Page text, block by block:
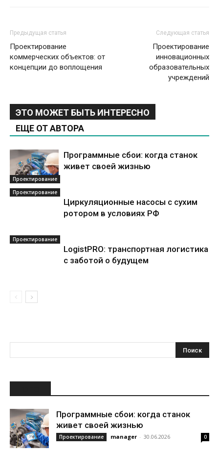
Предыдущая статья
Проектирование
коммерческих объектов: от
концепции до воплощения
Следующая статья
Проектирование
инновационных
образовательных
учреждений
ЭТО МОЖЕТ БЫТЬ ИНТЕРЕСНО
ЕЩЕ ОТ АВТОРА
Проектирование
Программные сбои: когда станок
живет своей жизнью
Проектирование
Циркуляционные насосы с сухим
ротором в условиях РФ
Проектирование
LogistPRO: транспортная логистика
с заботой о будущем
Программные сбои: когда станок
живет своей жизнью
Проектирование manager - 30.06.2026 0